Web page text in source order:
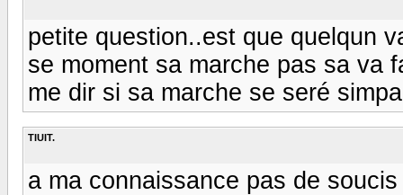
petite question..est que quelqun
se moment sa marche pas sa va
me dir si sa marche se seré
TIUIT.
a ma connaissance pas de